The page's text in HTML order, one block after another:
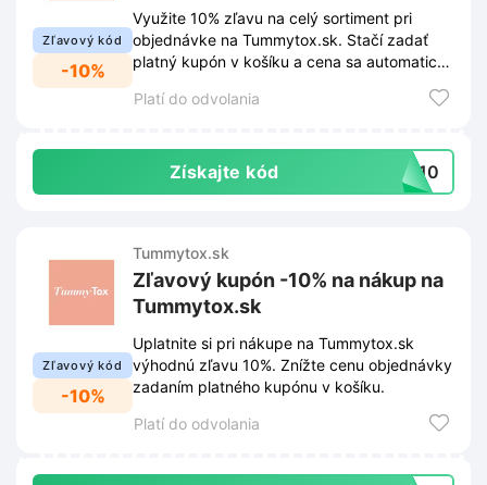
Zľavový kód
-10%
Využite 10% zľavu na celý sortiment pri
objednávke na Tummytox.sk. Stačí zadať
platný kupón v košíku a cena sa automaticky
Platí do odvolania
Získajte kód AJ10
Zľavový kód
-10%
Tummytox.sk
Zľavový kupón -10% na nákup na
Tummytox.sk
Uplatnite si pri nákupe na Tummytox.sk
výhodnú zľavu 10%. Znížte cenu objednávky
zadaním platného kupónu v košíku.
Platí do odvolania